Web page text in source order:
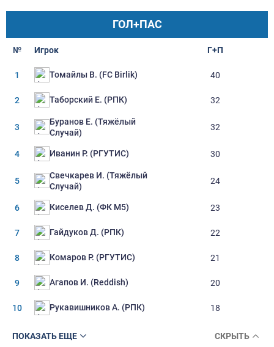
ГОЛ+ПАС
№ Игрок Г+П
1 Томайлы В. (FC Birlik) 40
2 Таборский Е. (РПК) 32
3
Буранов Е. (Тяжёлый
Случай)
32
4 Иванин Р. (РГУТИС) 30
5
Свечкарев И. (Тяжёлый
Случай)
24
6 Киселев Д. (ФК М5) 23
7 Гайдуков Д. (РПК) 22
8 Комаров Р. (РГУТИС) 21
9 Агапов И. (Reddish) 20
10 Рукавишников А. (РПК) 18
ПОКАЗАТЬ ЕЩЕ СКРЫТЬ